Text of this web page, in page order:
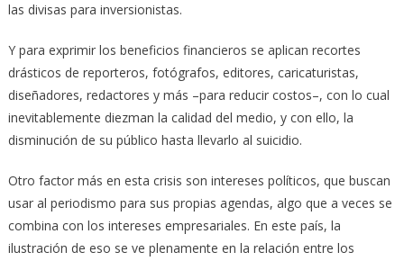
las divisas para inversionistas.
Y para exprimir los beneficios financieros se aplican recortes
drásticos de reporteros, fotógrafos, editores, caricaturistas,
diseñadores, redactores y más –para reducir costos–, con lo cual
inevitablemente diezman la calidad del medio, y con ello, la
disminución de su público hasta llevarlo al suicidio.
Otro factor más en esta crisis son intereses políticos, que buscan
usar al periodismo para sus propias agendas, algo que a veces se
combina con los intereses empresariales. En este país, la
ilustración de eso se ve plenamente en la relación entre los